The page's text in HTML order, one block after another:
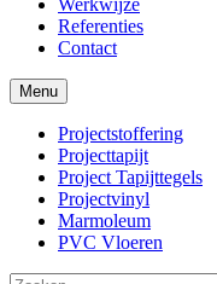
Werkwijze
Referenties
Contact
Menu
Projectstoffering
Projecttapijt
Project Tapijttegels
Projectvinyl
Marmoleum
PVC Vloeren